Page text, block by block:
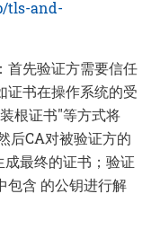
tls-and-
首先验证方需要信任
证书在操作系统的受
根证书"等方式将
后CA对被验证方的
成最终的证书 ；验证
包含 的公钥进行解